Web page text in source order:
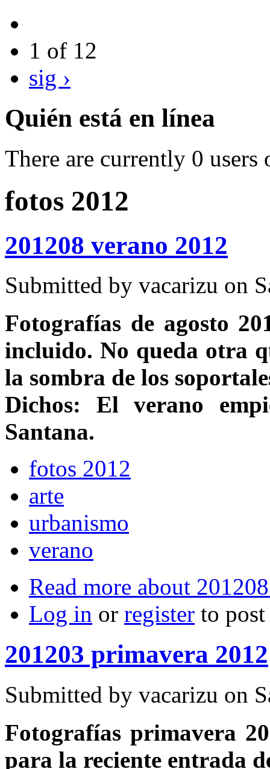
1 of 12
sig ›
Quién está en línea
There are currently 0 users
fotos 2012
201208 verano 2012
Submitted by vacarizu on
Fotografías de agosto
incluido. No queda otra
la sombra de los
Dichos: El verano
Santana.
fotos 2012
arte
urbanismo
verano
Read more about
Log in or register to
201203 primavera 2012
Submitted by vacarizu on
Fotografías primavera
para la reciente entrada